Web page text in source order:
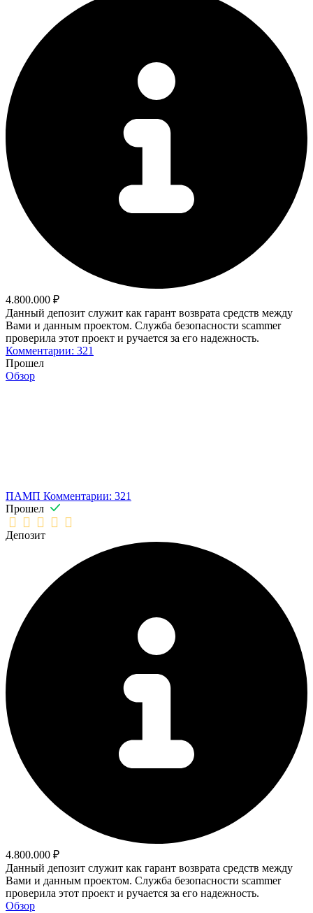
4.800.000 ₽
Данный депозит служит как гарант возврата средств между
Вами и данным проектом. Служба безопасности scammer
проверила этот проект и ручается за его надежность.
Комментарии: 321
Прошел
Обзор
ПАМП Комментарии: 321
Прошел
Депозит
4.800.000 ₽
Данный депозит служит как гарант возврата средств между
Вами и данным проектом. Служба безопасности scammer
проверила этот проект и ручается за его надежность.
Обзор